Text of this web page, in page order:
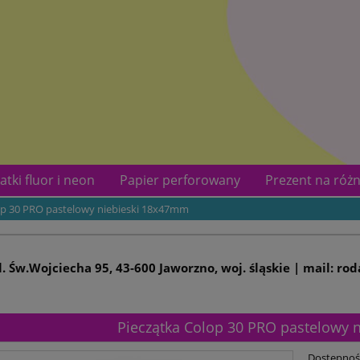
fluor i neon Papier perforowany
Prezent na
Kontakt
30 PRO pastelowy niebieski 18x47mm
Św.Wojciecha 95, 43-600 Jaworzno, woj. śląskie | mail:
Pieczątka Colop 30 PRO pastelowy